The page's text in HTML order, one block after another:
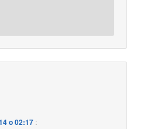
o 02:17 :